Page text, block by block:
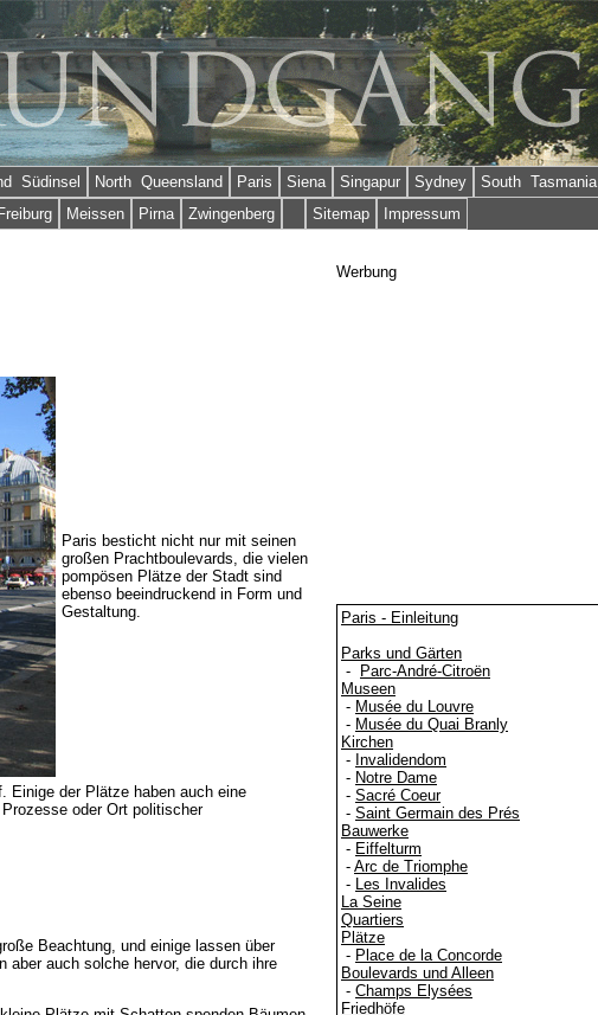
Südinsel North Queensland Paris Siena Singapur Sydney
South Tasmania
Freiburg Meissen Pirna Zwingenberg Sitemap Impressum
Werbung
Paris - Einleitung
Parks und Gärten
-
Parc-André-Citroën
Museen
- Musée du Louvre
- Musée du Quai Branly
Kirchen
- Invalidendom
- Notre Dame
- Sacré Coeur
- Saint Germain des Prés
Bauwerke
- Eiffelturm
- Arc de Triomphe
- Les Invalides
La Seine
Quartiers
Plätze
- Place de la Concorde
Boulevards und Alleen
- Champs Elysées
Friedhöfe
Paris besticht nicht nur mit seinen
großen Prachtboulevards, die vielen
pompösen Plätze der Stadt sind
ebenso beeindruckend in Form und
Gestaltung.
Einige der Plätze haben auch eine
oder Ort politischer
Beachtung, und einige lassen über
aber auch solche hervor, die durch ihre